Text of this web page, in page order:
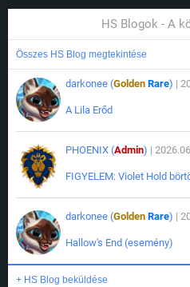
HS Blogok - A
Összes HS Blog megtekintése
darkonee (Golden Rare) |
A Lila Erőd
PHOENIX (Admin) |
FIGYELEM: Violet Hold
darkonee (Golden Rare) |
Hallow's End (esemény)
+ HS Blog beküldése